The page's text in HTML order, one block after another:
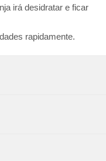
irá desidratar e ficar
rapidamente.